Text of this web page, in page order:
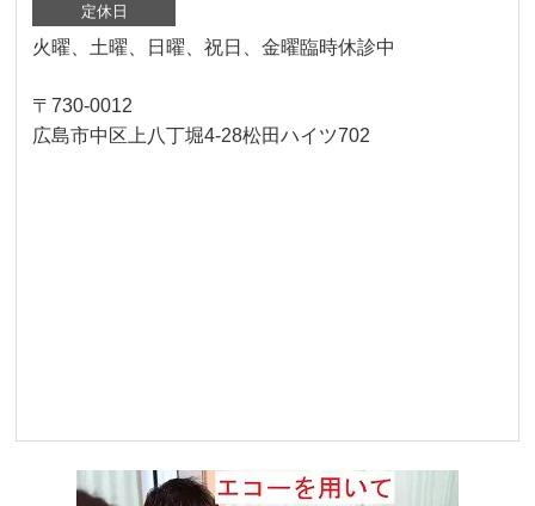
定休日
火曜、土曜、日曜、祝日、金曜臨時休診中
〒730-0012
広島市中区上八丁堀4-28松田ハイツ702